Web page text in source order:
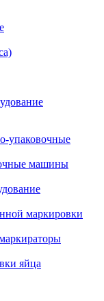
упаковочные
машины
маркировки
яйца